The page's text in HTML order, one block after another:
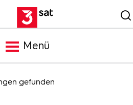
Menü
Meldungen
gefunden